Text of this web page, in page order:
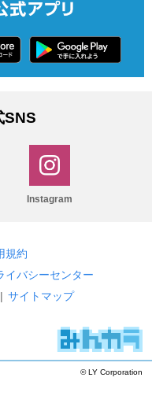
SNS
Instagram
規約
イバシーセンター
| サイトマップ
© LY Corporation